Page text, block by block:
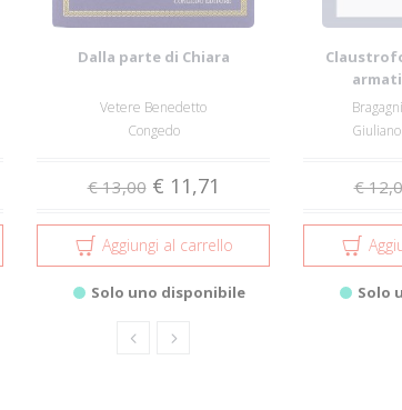
Dalla parte di Chiara
Vetere Benedetto
Congedo
€ 13,00 € 11,71
Aggiungi al carrello
Solo uno disponibile
€
Solo